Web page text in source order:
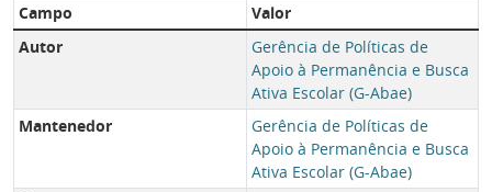
Campo
Valor
Autor
Gerência de Políticas de
Apoio à Permanência e Busca
Ativa Escolar (G-Abae)
Mantenedor
Gerência de Políticas de
Apoio à Permanência e Busca
Ativa Escolar (G-Abae)